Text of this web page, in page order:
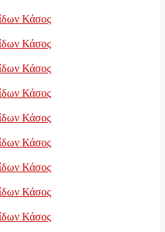
Κάσος
Κάσος
Κάσος
Κάσος
Κάσος
Κάσος
Κάσος
Κάσος
Κάσος